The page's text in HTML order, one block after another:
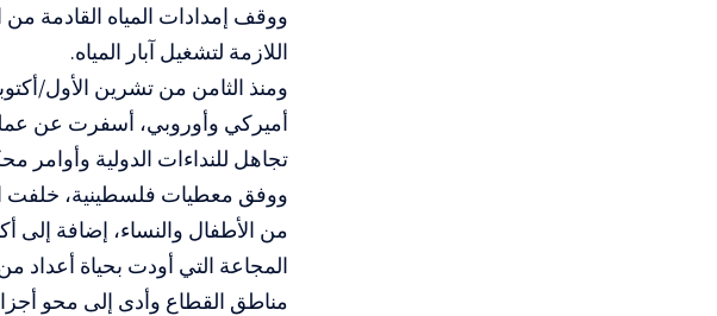
ووقف إمدادات المياه القادمة من
اللازمة لتشغيل آبار المياه.
أميركي وأوروبي، أسفرت عن
تجاهل للنداءات الدولية وأوامر
المجاعة التي أودت بحياة
مناطق القطاع وأدى إلى محو